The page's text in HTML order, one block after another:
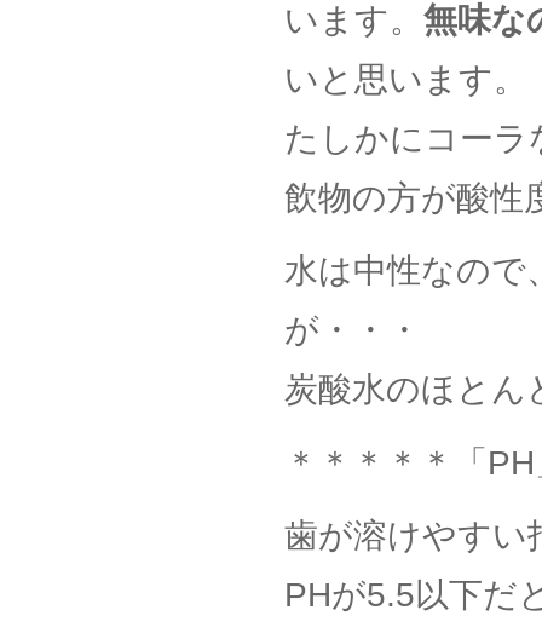
います。 無味な
いと思います。
たしかにコーラ
飲物の方が酸性
水は中性なので
が・・・
炭酸水のほとん
＊＊＊＊＊「
歯が溶けやすい
PHが5.5以下だ